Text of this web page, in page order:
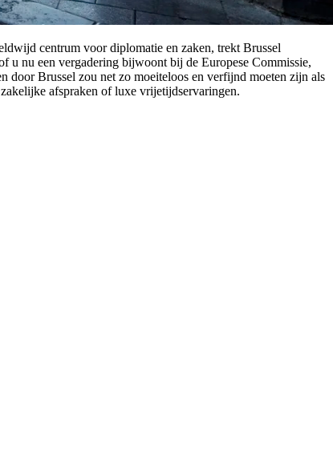
centrum voor diplomatie en zaken, trekt Brussel
u nu een vergadering bijwoont bij de Europese Commissie,
door Brussel zou net zo moeiteloos en verfijnd moeten zijn als
afspraken of luxe vrijetijdservaringen.